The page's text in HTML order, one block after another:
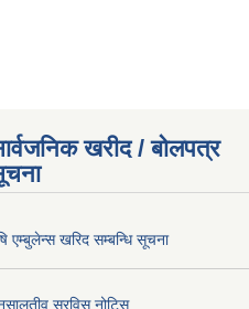
खरीद / बोलपत्र
एम्बुलेन्स खरिद सम्बन्धि सूचना
सरविस नोटिस